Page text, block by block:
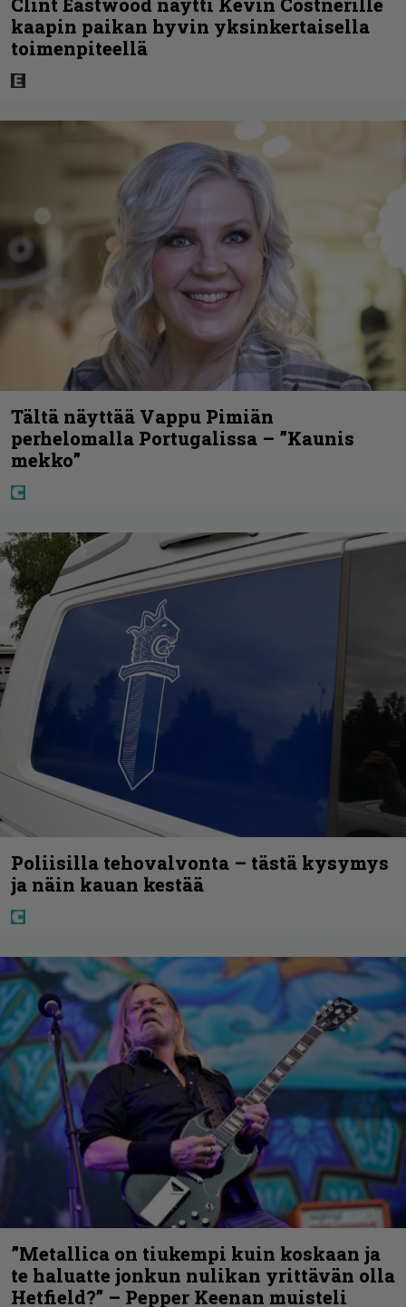
kaapin paikan hyvin yksinkertaisella
toimenpiteellä
Tältä näyttää Vappu Pimiän
perhelomalla Portugalissa – ”Kaunis
mekko”
Poliisilla tehovalvonta – tästä kysymys
ja näin kauan kestää
”Metallica on tiukempi kuin koskaan ja
te haluatte jonkun nulikan yrittävän olla
Hetfield?” – Pepper Keenan muisteli